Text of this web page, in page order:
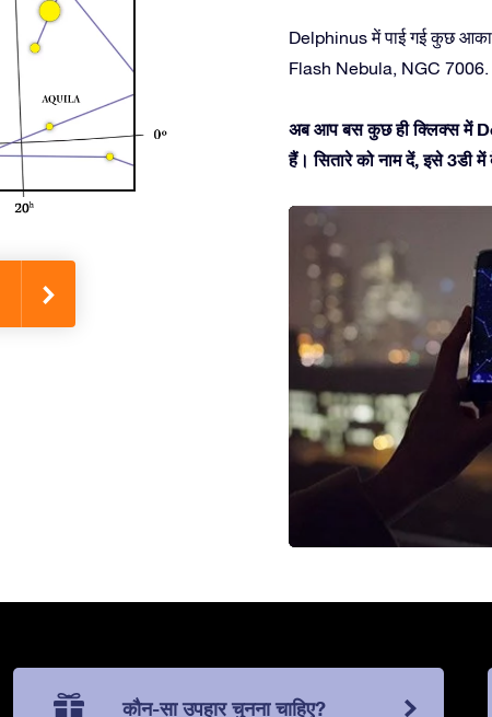
Delphinus में पाई गई कुछ
Flash Nebula, NGC 7006.
अब आप बस कुछ ही क्लिक्स में
हैं। सितारे को नाम दें, इसे
कौन-सा उपहार चुनना चाहिए?